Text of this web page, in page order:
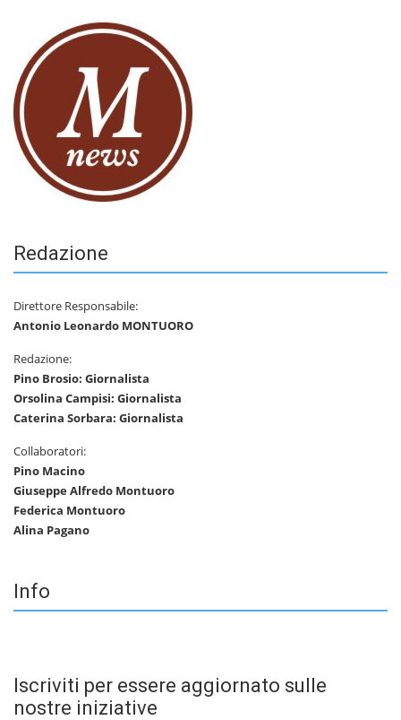
Redazione
Direttore Responsabile:
Antonio Leonardo MONTUORO
Redazione:
Pino Brosio: Giornalista
Orsolina Campisi: Giornalista
Caterina Sorbara: Giornalista
Collaboratori:
Pino Macino
Giuseppe Alfredo Montuoro
Federica Montuoro
Alina Pagano
Info
Iscriviti per essere aggiornato sulle
nostre iniziative